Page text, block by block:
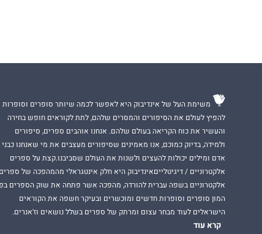
משימת העל של אינדיבוק היא לאפשר לכמה שיותר סופרים וסופרות
להפיץ לעולם את הסיפורים והמסרים שלהם, לתת לקוראים חופש בחירה
והעשיר את כוח הקריאה בעולם שלהם. אנחנו אוהבים ספרים, סיפורים
ולמידה, בדיוק כמוכם, אנו מאמינים שסיפורים מעצבים את מי שאנחנו כבני
אדם ומילים יכולות להעצים ולשנות את העולם שסביבנו.קצת על ספרים
אלקטרוניים / דיגיטלייםאינדיבוק היא חלק אינטגראלי מהמהפכה של ספרים
אלקטרוניים בשפה עברית להורדה, מהפכה אשר פתחה את שוק הספרים
המון סופרים וסופרות חדשים ומוכשרים ובעיקר חשפה את הקוראים
הישראלים לעוד מבחר עצום ומרתק של ספרים בשלל נושאים וז'אנרים.
קרא עוד